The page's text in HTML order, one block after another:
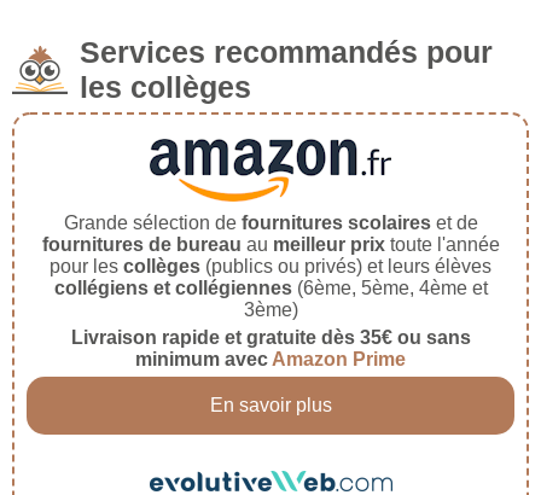
Services recommandés pour
les collèges
Grande sélection de fournitures scolaireset de
fournitures de bureau au meilleur prixtoute l'année
pour les collèges (publics ou privés) et leurs élèves
collégiens et collégiennes(6ème, 5ème, 4ème et
3ème)
Livraison rapide et gratuite dès 35€ ou sans
minimum avec Amazon Prime
En savoir plus